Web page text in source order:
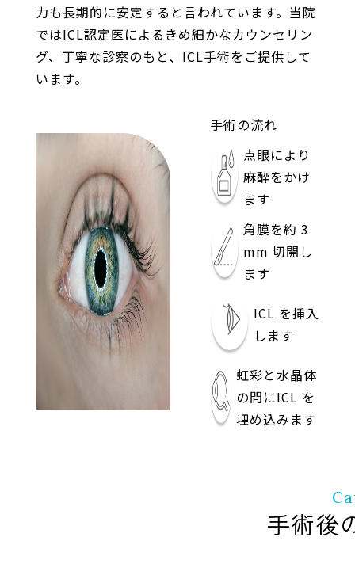
力も長期的に安定すると言われています。当院
ではICL認定医によるきめ細かなカウンセリン
グ、丁寧な診察のもと、ICL手術をご提供して
います。
手術の流れ
点眼により
麻酔をかけ
ます
角膜を約 3
mm 切開し
ます
ICL を挿入
します
虹彩と水晶体
の間にICL を
埋め込みます
手術後